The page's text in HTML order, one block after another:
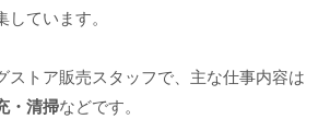
しています。
ストア販売スタッフで、主な仕事内容は
・清掃などです。